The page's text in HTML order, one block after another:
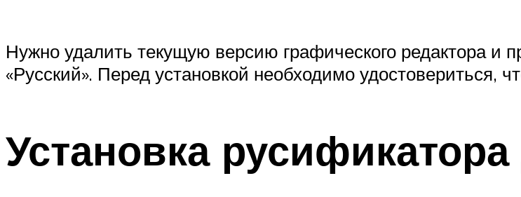
Нужно удалить текущую версию графического редактора и
«Русский». Перед установкой необходимо удостовериться,
Установка